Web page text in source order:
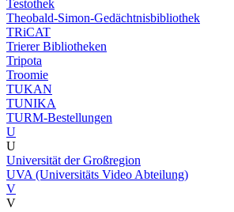
Testothek
Theobald-Simon-Gedächtnisbibliothek
TRiCAT
Trierer Bibliotheken
Tripota
Troomie
TUKAN
TUNIKA
TURM-Bestellungen
U
U
Universität der Großregion
UVA (Universitäts Video Abteilung)
V
V